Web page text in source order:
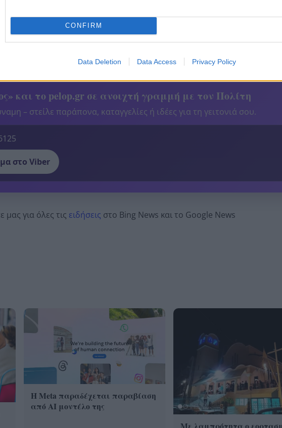
CONFIRM
Data Deletion Data Access Privacy Policy
και το pelop.gr σε ανοιχτή γραμμή με τον Πολίτη
– στείλε παράπονα, καταγγελίες ή ιδέες για τη γειτονιά σου.
στο Viber
μας για όλες τις ειδήσεις στο Bing News και το Google News
Η Meta παραδέχεται παραβίαση
από AI μοντέλο της
Με λαμπρότητα ο